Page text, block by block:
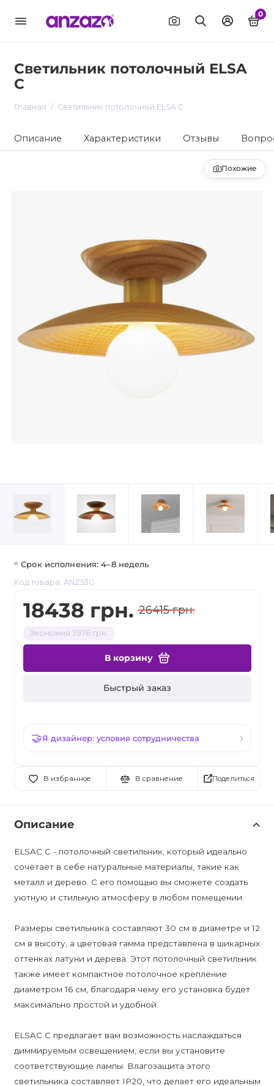
0
Светильник потолочный ELSA
C
Главная Светильник потолочный ELSA C
Описание Характеристики Отзывы
Похожие
Срок исполнения: 4–8 недель
Код товара: ANZ530
18438 грн. 26415 грн.
Экономия 7976 грн.
В корзину
Быстрый заказ
Я дизайнер: условия сотрудничества
В избранное В сравнение Поделиться
Описание
ELSAC C - потолочный светильник, который идеально
сочетает в себе натуральные материалы, такие как
металл и дерево. С его помощью вы сможете создать
уютную и стильную атмосферу в любом помещении.
Размеры светильника составляют 30 см в диаметре и 12
см в высоту, а цветовая гамма представлена в шикарных
оттенках латуни и дерева. Этот потолочный светильник
также имеет компактное потолочное крепление
диаметром 16 см, благодаря чему его установка будет
максимально простой и удобной.
ELSAC C предлагает вам возможность наслаждаться
диммируемым освещением, если вы установите
соответствующие лампы. Влагозащита этого
светильника составляет IP20, что делает его идеальным